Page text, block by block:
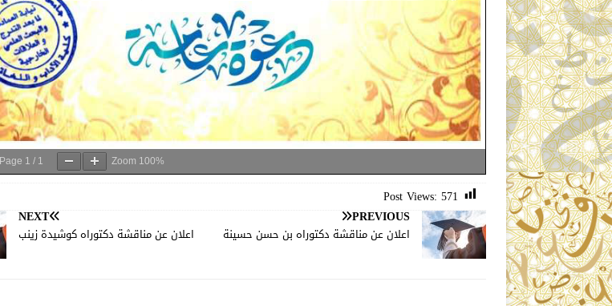
Page 1 / 1 Zoom 100%
Post Views: 571
PREVIOUS
اعلان عن مناقشة دكتوراه بن حسن حسينة
NEXT
اعلان عن مناقشة دكتوراه كوشيدة زينب